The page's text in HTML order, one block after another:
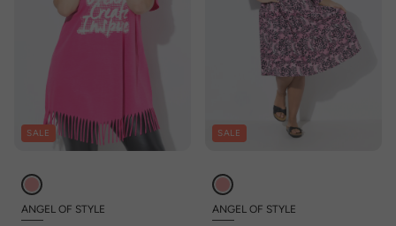
SALE
ANGEL OF STYLE
SALE
ANGEL OF STYLE